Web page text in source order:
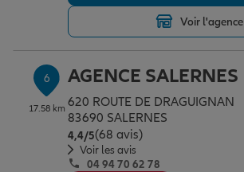
Voir l'agence
6
17.58 km
AGENCE SALERNES
620 ROUTE DE DRAGUIGNAN
83690 SALERNES
4,4/5Note de 4.4 sur 5
(68 avis)
Voir les avis
04 94 70 62 78